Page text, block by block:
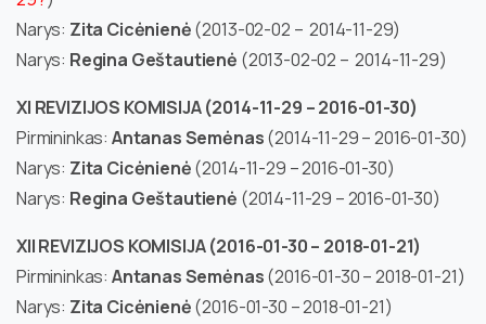
Narys: Zita Cicėnienė(2013-02-02 – 2014-11-29)
Narys: Regina Geštautienė (2013-02-02 – 2014-11-29)
XI REVIZIJOS KOMISIJA(2014-11-29 – 2016-01-30)
Pirmininkas: Antanas Semėnas(2014-11-29 – 2016-01-30)
Narys: Zita Cicėnienė(2014-11-29 – 2016-01-30)
Narys: Regina Geštautienė (2014-11-29 – 2016-01-30)
XII REVIZIJOS KOMISIJA(2016-01-30 – 2018-01-21)
Pirmininkas: Antanas Semėnas(2016-01-30 – 2018-01-21)
Narys: Zita Cicėnienė(2016-01-30 – 2018-01-21)